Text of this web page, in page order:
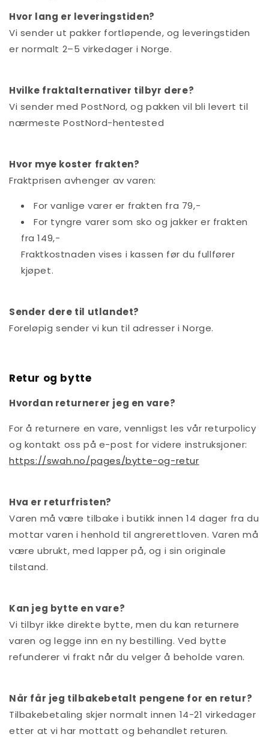
Hvor lang er leveringstiden?
Vi sender ut pakker fortløpende, og leveringstiden
er normalt 2–5 virkedager i Norge.
Hvilke fraktalternativer tilbyr dere?
Vi sender med PostNord, og pakken vil bli levert til
nærmeste PostNord-hentested
Hvor mye koster frakten?
Fraktprisen avhenger av varen:
For vanlige varer er frakten fra 79,-
For tyngre varer som sko og jakker er frakten
fra 149,-
Fraktkostnaden vises i kassen før du fullfører
kjøpet.
Sender dere til utlandet?
Foreløpig sender vi kun til adresser i Norge.
Retur og bytte
Hvordan returnerer jeg en vare?
For å returnere en vare, vennligst les vår returpolicy
og kontakt oss på e-post for videre instruksjoner:
https://swah.no/pages/bytte-og-retur
Hva er returfristen?
Varen må være tilbake i butikk innen 14 dager fra du
mottar varen i henhold til angrerettloven. Varen må
være ubrukt, med lapper på, og i sin originale
tilstand.
Kan jeg bytte en vare?
Vi tilbyr ikke direkte bytte, men du kan returnere
varen og legge inn en ny bestilling. Ved bytte
refunderer vi frakt når du velger å beholde varen.
Når får jeg tilbakebetalt pengene for en retur?
Tilbakebetaling skjer normalt innen 14-21 virkedager
etter at vi har mottatt og behandlet returen.